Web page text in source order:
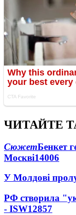
ЧИТАЙТЕ
СюжетБенкет
Москві14006
У Молдові
РФ створила
- ISW12857